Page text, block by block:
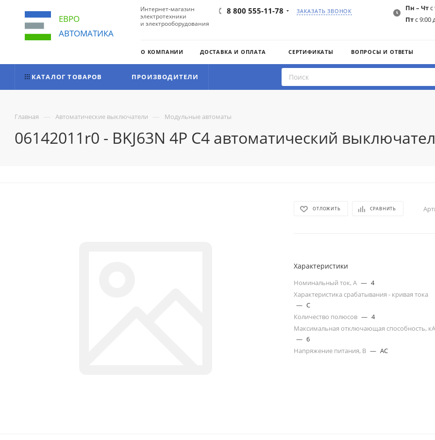
ЕВРО
АВТОМАТИКА
Интернет-магазин
электротехники
и электрооборудования
8 800 555-11-78 ЗАКАЗАТЬ ЗВОНОК Пн – Чтс
Птс 9:00
О КОМПАНИИ ДОСТАВКА И ОПЛАТА СЕРТИФИКАТЫ ВОПРОСЫ И ОТВЕТЫ
КАТАЛОГ ТОВАРОВ ПРОИЗВОДИТЕЛИ
Главная — Автоматические выключатели — Модульные автоматы
06142011r0 - BKJ63N 4P C4 автоматический
ОТЛОЖИТЬ СРАВНИТЬ
Характеристики
Номинальный ток, А — 4
Характеристика срабатывания - кривая тока
— C
Количество полюсов — 4
Максимальная отключающая способность, кА
— 6
Напряжение питания, В — AC